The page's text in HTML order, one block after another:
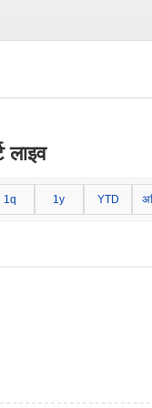
लाइव
1q 1y YTD